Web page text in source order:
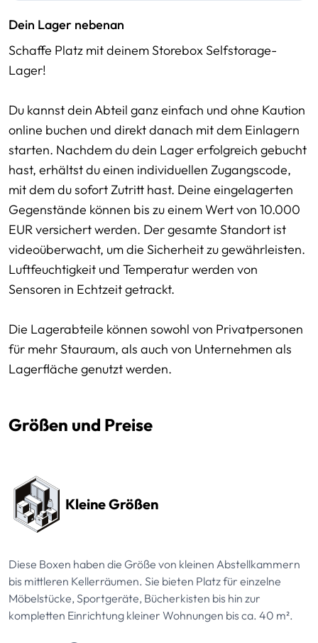
Dein Lager nebenan
Schaffe Platz mit deinem Storebox Selfstorage-
Lager!
Du kannst dein Abteil ganz einfach und ohne Kaution
online buchen und direkt danach mit dem Einlagern
starten. Nachdem du dein Lager erfolgreich gebucht
hast, erhältst du einen individuellen Zugangscode,
mit dem du sofort Zutritt hast. Deine eingelagerten
Gegenstände können bis zu einem Wert von 10.000
EUR versichert werden. Der gesamte Standort ist
videoüberwacht, um die Sicherheit zu gewährleisten.
Luftfeuchtigkeit und Temperatur werden von
Sensoren in Echtzeit getrackt.
Die Lagerabteile können sowohl von Privatpersonen
für mehr Stauraum, als auch von Unternehmen als
Lagerfläche genutzt werden.
Größen und Preise
Kleine Größen
Diese Boxen haben die Größe von kleinen Abstellkammern
bis mittleren Kellerräumen. Sie bieten Platz für einzelne
Möbelstücke, Sportgeräte, Bücherkisten bis hin zur
kompletten Einrichtung kleiner Wohnungen bis ca. 40 m².